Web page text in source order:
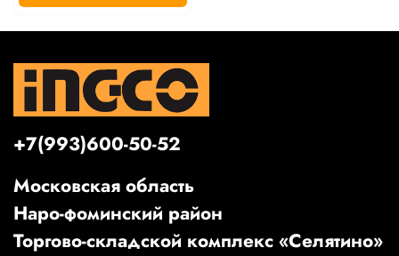
+7(993)600-50-52
Московская область
Наро-фоминский район
Торгово-складской комплекс «Селятино»